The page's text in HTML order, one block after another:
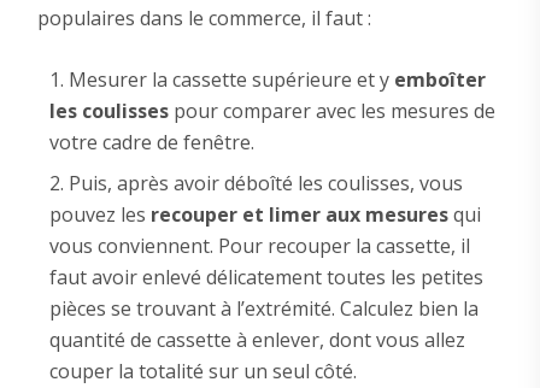
populaires dans le commerce, il faut :
Mesurer la cassette supérieure et y emboîter
les coulissespour comparer avec les mesures de
votre cadre de fenêtre.
Puis, après avoir déboîté les coulisses, vous
pouvez les recouper et limer aux mesuresqui
vous conviennent. Pour recouper la cassette, il
faut avoir enlevé délicatement toutes les petites
pièces se trouvant à l’extrémité. Calculez bien la
quantité de cassette à enlever, dont vous allez
couper la totalité sur un seul côté.